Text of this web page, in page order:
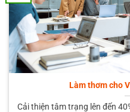
Làm thơm cho
Cải thiện tâm trạng lên đến